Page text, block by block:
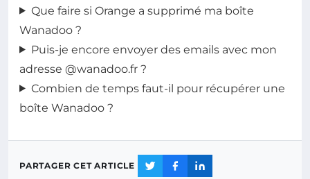
Que faire si Orange a supprimé ma boîte
Wanadoo ?
Puis-je encore envoyer des emails avec mon
adresse @wanadoo.fr ?
Combien de temps faut-il pour récupérer une
boîte Wanadoo ?
PARTAGER CET ARTICLE